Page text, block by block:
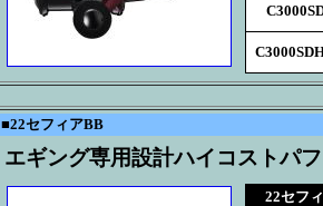
■22セフィアBB
エギング専用設計ハイコストパ
22セフ